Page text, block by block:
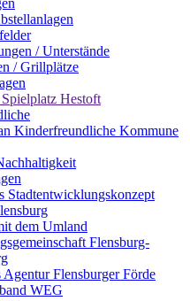
/ Unterstände
/ Grillplätze
Hestoft
Kinderfreundliche Kommune
Stadtentwicklungskonzept
dem Umland
Flensburg-
Agentur Flensburger Förde
WEG